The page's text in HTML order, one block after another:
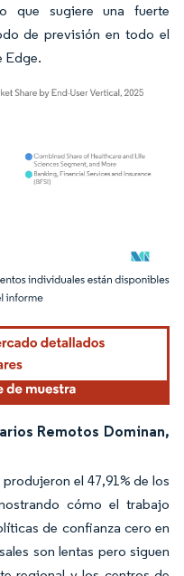
que sugiere una fuerte
de previsión en todo el
Edge.
atribución según CC BY 4.0.
Remotos Dominan,
el 47,91% de los
cómo el trabajo
de confianza cero en
son lentas pero siguen